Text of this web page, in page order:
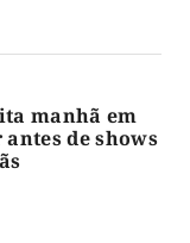
manhã em
de shows